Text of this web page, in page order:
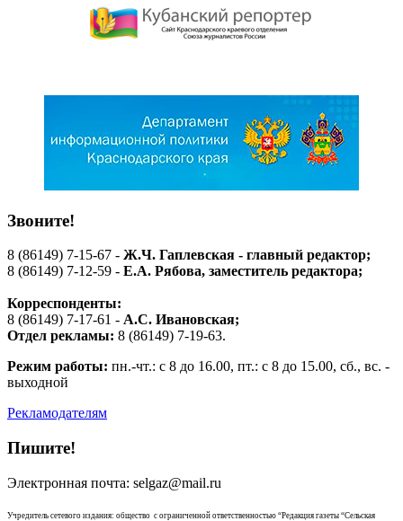
Звоните!
8 (86149) 7-15-67 - Ж.Ч. Гаплевская - главный редактор;
8 (86149) 7-12-59 - Е.А. Рябова, заместитель редактора;
Корреспонденты:
8 (86149) 7-17-61 - А.С. Ивановская;
Отдел рекламы: 8 (86149) 7-19-63.
Режим работы: пн.-чт.: с 8 до 16.00, пт.: с 8 до 15.00, сб., вс. -
выходной
Рекламодателям
Пишите!
Электронная почта: selgaz@mail.ru
Учредитель сетевого издания: общество с ограниченной ответственностью “Редакция газеты “Сельская